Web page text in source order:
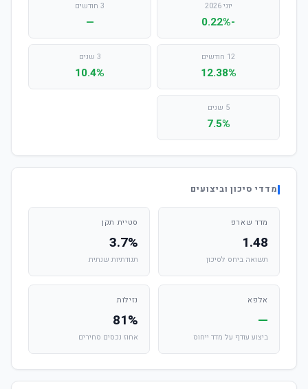
יוני 2026
-0.22%
3 חודשים
—
12 חודשים
12.38%
3 שנים
10.4%
5 שנים
7.5%
מדדי סיכון וביצועים
מדד שארפ
1.48
תשואה ביחס לסיכון
סטיית תקן
3.7%
תנודתיות שנתית
אלפא
—
ביצוע עודף על מדד ייחוס
נזילות
81%
אחוז נכסים סחירים